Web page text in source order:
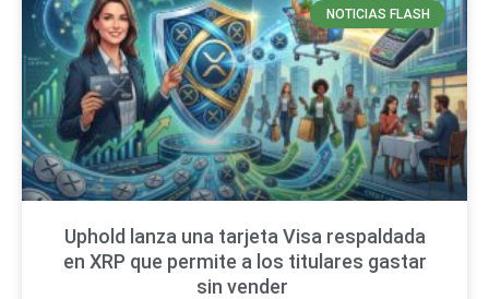
NOTICIAS FLASH
Uphold lanza una tarjeta Visa respaldada
en XRP que permite a los titulares gastar
sin vender